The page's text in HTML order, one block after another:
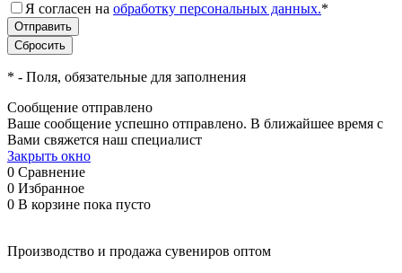
Я согласен на обработку персональных данных.*
* - Поля, обязательные для заполнения
Сообщение отправлено
Ваше сообщение успешно отправлено. В ближайшее время с
Вами свяжется наш специалист
Закрыть окно
0 Сравнение
0 Избранное
0 В корзине пока пусто
Производство и продажа сувениров оптом